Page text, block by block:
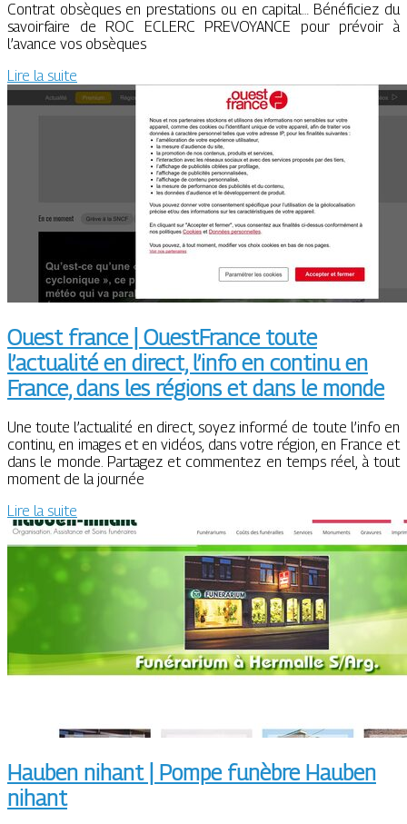
Contrat obsèques en prestations ou en capital… Bénéficiez du
savoirfaire de ROC ECLERC PREVOYANCE pour prévoir à
l’avance vos obsèques
Lire la suite
Ouest france | OuestFrance toute
l’actualité en direct, l’info en continu en
France, dans les régions et dans le monde
Une toute l’actualité en direct, soyez informé de toute l’info en
continu, en images et en vidéos, dans votre région, en France et
dans le monde. Partagez et commentez en temps réel, à tout
moment de la journée
Lire la suite
Hauben nihant | Pompe funèbre Hauben
nihant